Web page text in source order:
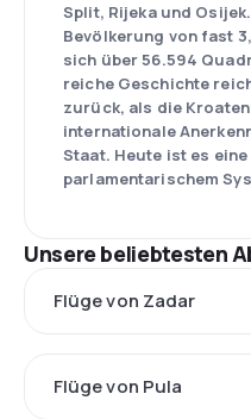
Split, Rijeka und
Bevölkerung von fast
sich über 56.594
reiche Geschichte
zurück, als die
internationale
Staat. Heute ist es
parlamentarischem
Unsere beliebtesten
Flüge von Zadar
Flüge von Pula